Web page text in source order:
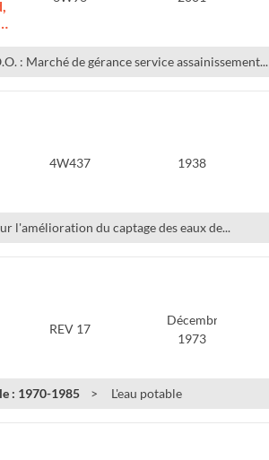
: Marché de gérance service assainissement...
4W437 1938
l'amélioration du captage des eaux de...
REV 17
Décembre
1973
: 1970-1985 L'eau potable